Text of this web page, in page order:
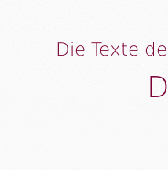
Die Texte